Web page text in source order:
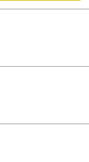
Nachricht